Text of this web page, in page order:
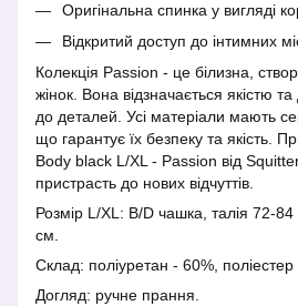
Оригінальна спинка у вигляді
Відкритий доступ до інтимних
Колекція Passion - це білизна,
жінок. Вона відзначається якістю
до деталей. Усі матеріали мають
що гарантує їх безпеку та якість.
Body black L/XL - Passion від
пристрасть до нових відчуттів.
Розмір L/XL: B/D чашка, талія 72-
см.
Склад: поліуретан - 60%,
Догляд: ручне прання.